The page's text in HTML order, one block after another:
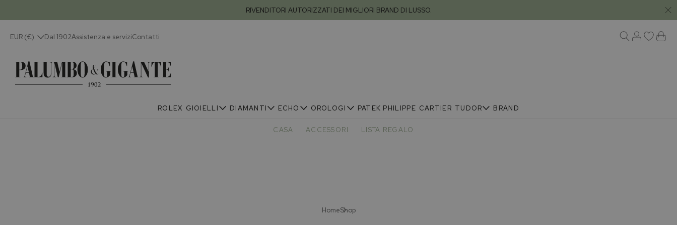
RIVENDITORI AUTORIZZATI DEI MIGLIORI BRAND DI LUSSO.
EUR (€) Dal 1902Assistenza e serviziContatti
ROLEX GIOIELLI DIAMANTI ECHO OROLOGI PATEK PHILIPPE CARTIER TUDOR BRAND
CASA ACCESSORI LISTA REGALO
HomeShop